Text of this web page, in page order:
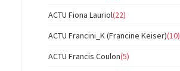
ACTU Fiona Lauriol(22)
ACTU Francini_K (Francine Keiser)(10)
ACTU Francis Coulon(5)